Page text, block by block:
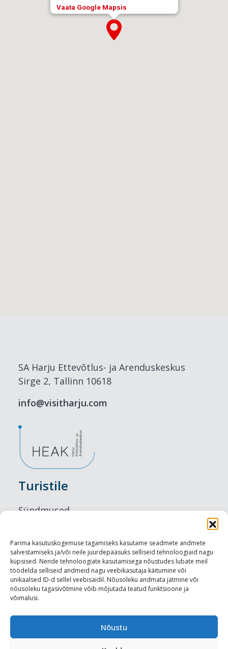
Parima kasutuskogemuse tagamiseks kasutame seadmete andmete
salvestamiseks ja/või neile juurdepääsuks selliseid tehnoloogiaid nagu
küpsised. Nende tehnoloogiate kasutamisega nõustudes lubate meil
töödelda selliseid andmeid nagu veebikasutaja käitumine või
unikaalsed ID-d sellel veebisaidil. Nõusoleku andmata jätmine või
nõusoleku tagasivõtmine võib mõjutada teatud funktsioone ja
võimalusi.
Nõustu
Vaata Google Mapsis
SA Harju Ettevõtlus- ja Arenduskeskus
Sirge 2, Tallinn 10618
info@visitharju.com
Turistile
Sündmused
Maitseelamused
Vaatamisväärsused
Visit Tallinn
Turismiprofessionaalile